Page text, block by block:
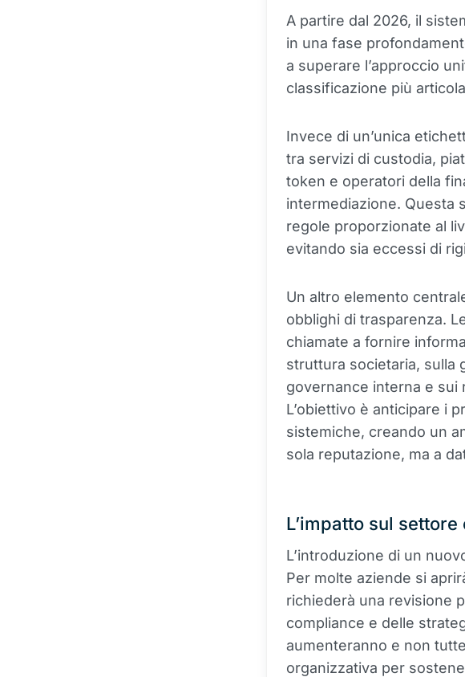
A partire dal 2026, il
in una fase
a superare l’approccio
classificazione più
Invece di un’unica
tra servizi di custodia,
token e operatori della
intermediazione. Questa
regole proporzionate al
evitando sia eccessi di
Un altro elemento
obblighi di trasparenza.
chiamate a fornire
struttura societaria, sulla
governance interna e sui
L’obiettivo è anticipare i
sistemiche, creando un
sola reputazione, ma a
L’impatto sul
L’introduzione di un
Per molte aziende si
richiederà una revisione
compliance e delle
aumenteranno e non
organizzativa per